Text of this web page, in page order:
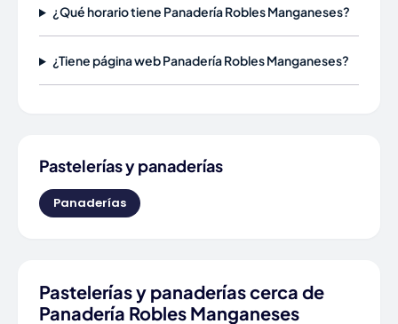
¿Qué horario tiene Panadería Robles Manganeses?
¿Tiene página web Panadería Robles Manganeses?
Pastelerías y panaderías
Panaderías
Pastelerías y panaderías cerca de
Panadería Robles Manganeses